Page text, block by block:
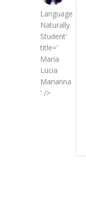
Language
Naturally
Student'
title='
Maria
Lucia
Marianna
' />